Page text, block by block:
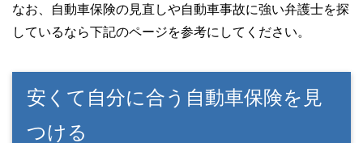
なお、自動車保険の見直しや自動車事故に強い弁護士を探
しているなら下記のページを参考にしてください。
安くて自分に合う自動車保険を見
つける